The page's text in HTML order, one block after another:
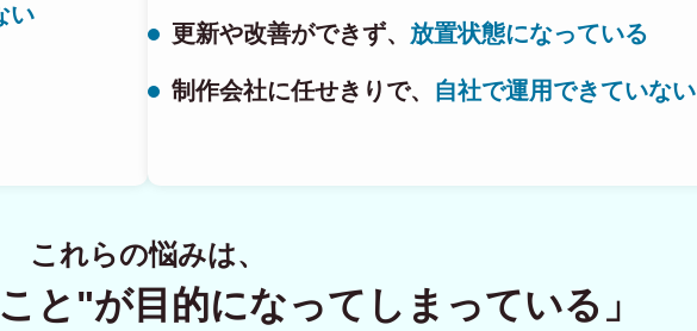
Principle
い
更新や改善ができず、 放置状態になっている
制作会社に任せきりで、 自社で運用できていない
これらの悩みは、
と"が目的になってしまっている」